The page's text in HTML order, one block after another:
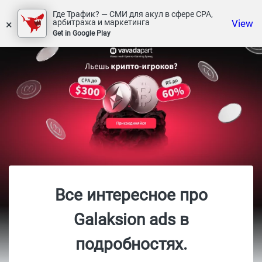
×
Где Трафик? — СМИ для акул в сфере СРА,
арбитража и маркетинга
Get in Google Play
View
Все интересное про
Galaksion ads в
подробностях.